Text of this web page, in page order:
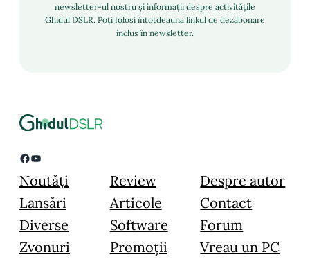
newsletter-ul nostru și informații despre activitățile
Ghidul DSLR. Poți folosi întotdeauna linkul de dezabonare
inclus în newsletter.
Facebook YouTube
Noutăți
Lansări
Diverse
Zvonuri
Review
Articole
Software
Promoții
Despre autor
Contact
Forum
Vreau un PC